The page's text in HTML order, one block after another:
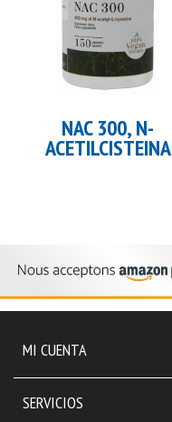
NAC 300, N-
ACETILCISTEINA
MI CUENTA
SERVICIOS